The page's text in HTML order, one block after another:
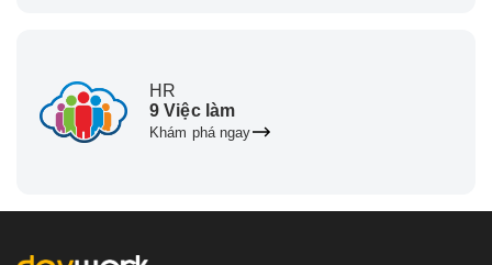
HR
9 Việc làm
Khám phá ngay